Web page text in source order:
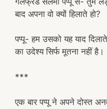
बाद अपना वो क्यों हिलाते हो?
पप्पू- हम उसको यह याद
का उदेश्य सिर्फ मूतना नहीं है।
***
एक बार पप्पू ने अपने दोस्त